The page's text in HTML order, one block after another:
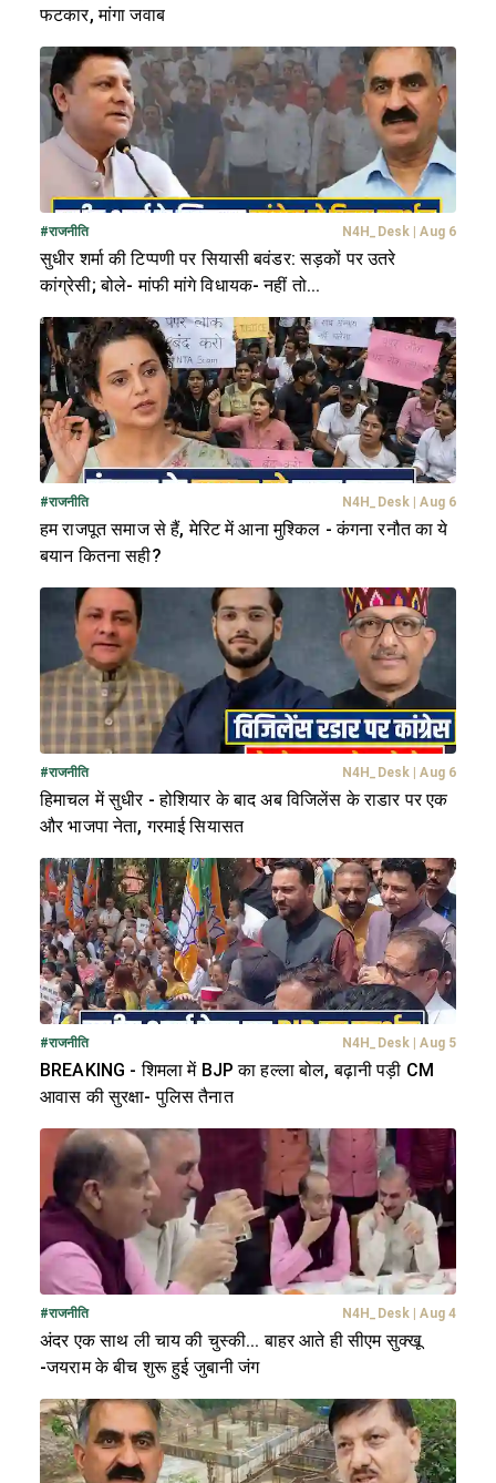
फटकार, मांगा जवाब
#राजनीति N4H_Desk | Aug 6
सुधीर शर्मा की टिप्पणी पर सियासी बवंडर: सड़कों पर उतरे
कांग्रेसी; बोले- मांफी मांगे विधायक- नहीं तो...
#राजनीति N4H_Desk | Aug 6
हम राजपूत समाज से हैं, मेरिट में आना मुश्किल - कंगना रनौत का ये
बयान कितना सही?
#राजनीति N4H_Desk | Aug 6
हिमाचल में सुधीर - होशियार के बाद अब विजिलेंस के राडार पर एक
और भाजपा नेता, गरमाई सियासत
#राजनीति N4H_Desk | Aug 5
BREAKING - शिमला में BJP का हल्ला बोल, बढ़ानी पड़ी CM
आवास की सुरक्षा- पुलिस तैनात
#राजनीति N4H_Desk | Aug 4
अंदर एक साथ ली चाय की चुस्की... बाहर आते ही सीएम सुक्खू
-जयराम के बीच शुरू हुई जुबानी जंग